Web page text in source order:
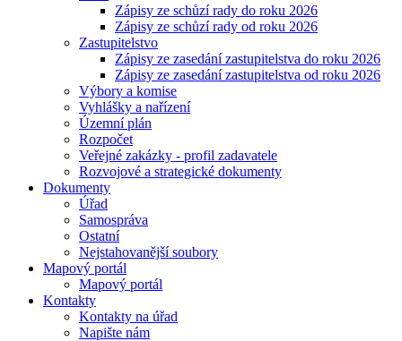
Zápisy ze schůzí rady do roku 2026
Zápisy ze schůzí rady od roku 2026
Zastupitelstvo
Zápisy ze zasedání zastupitelstva do roku 2026
Zápisy ze zasedání zastupitelstva od roku 2026
Výbory a komise
Vyhlášky a nařízení
Územní plán
Rozpočet
Veřejné zakázky - profil zadavatele
Rozvojové a strategické dokumenty
Dokumenty
Úřad
Samospráva
Ostatní
Nejstahovanější soubory
Mapový portál
Mapový portál
Kontakty
Kontakty na úřad
Napište nám